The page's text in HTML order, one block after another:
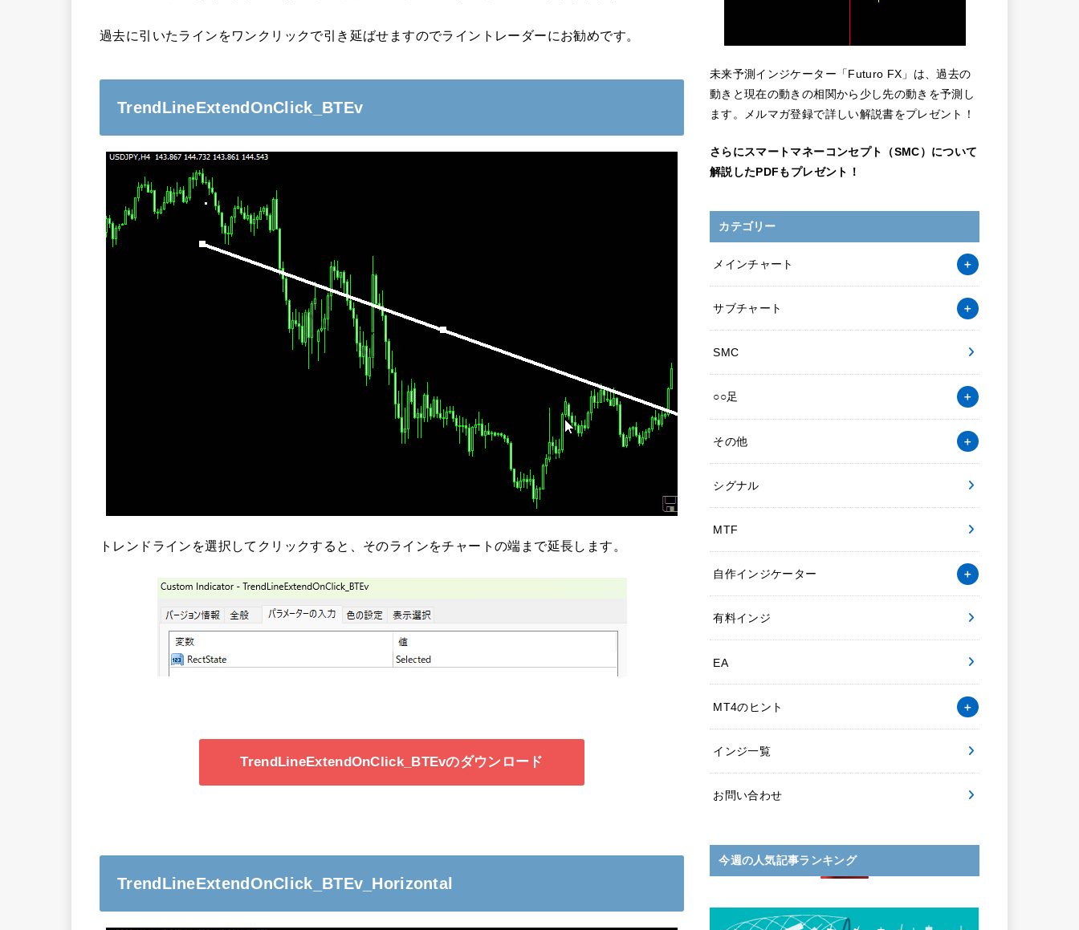
過去に引いたラインをワンクリックで引き延ばせますのでライントレーダーにお勧めです。
TrendLineExtendOnClick_BTEv
トレンドラインを選択してクリックすると、そのラインをチャートの端まで延長します。
TrendLineExtendOnClick_BTEvのダウンロード
TrendLineExtendOnClick_BTEv_Horizontal
未来予測インジケーター「Futuro FX」は、過去の
動きと現在の動きの相関から少し先の動きを予測し
ます。メルマガ登録で詳しい解説書をプレゼント！
さらにスマートマネーコンセプト（SMC）について
解説したPDFもプレゼント！
カテゴリー
メインチャート
サブチャート
SMC
○○足
その他
シグナル
MTF
自作インジケーター
有料インジ
EA
MT4のヒント
インジ一覧
お問い合わせ
今週の人気記事ランキング